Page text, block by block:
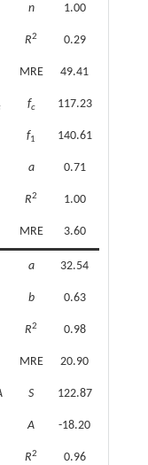
n 1.00
R2 0.29
MRE 49.41
fc 117.23
f1 140.61
a 0.71
R2 1.00
MRE 3.60
a 32.54
b 0.63
R2 0.98
MRE 20.90
S 122.87
A -18.20
R2 0.96